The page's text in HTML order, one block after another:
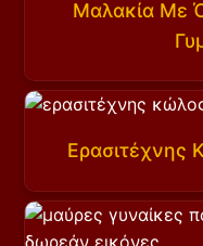
Μαλακία Με
Ερασιτέχνης